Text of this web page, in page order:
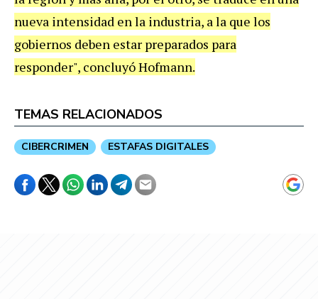
nueva intensidad en la industria, a la que los
gobiernos deben estar preparados para
responder", concluyó Hofmann.
TEMAS RELACIONADOS
CIBERCRIMEN ESTAFAS DIGITALES